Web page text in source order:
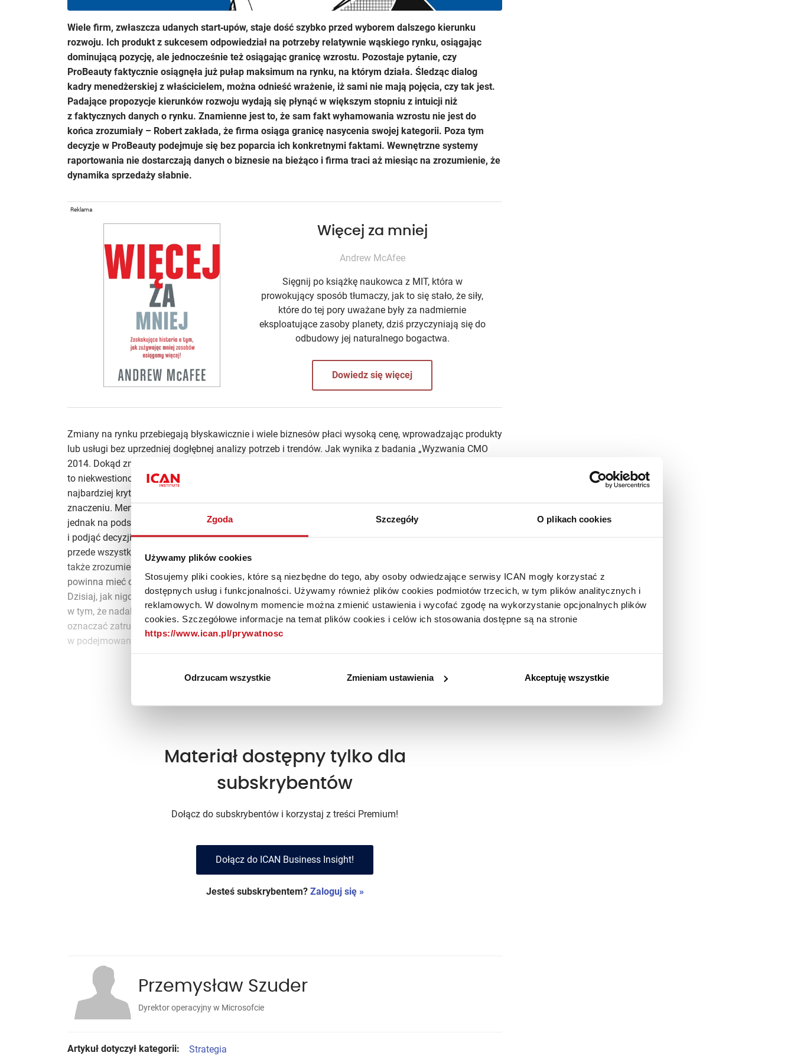
Zgoda Szczegóły O plikach cookies
Używamy plików cookies
Stosujemy pliki cookies, które są niezbędne do tego, aby osoby odwiedzające serwisy ICAN mogły korzystać z
dostępnych usług i funkcjonalności. Używamy również plików cookies podmiotów trzecich, w tym plików analitycznych i
reklamowych. W dowolnym momencie można zmienić ustawienia i wycofać zgodę na wykorzystanie opcjonalnych plików
cookies. Szczegółowe informacje na temat plików cookies i celów ich stosowania dostępne są na stronie
https://www.ican.pl/prywatnosc
Odrzucam wszystkie Zmieniam ustawienia Akceptuję wszystkie
Wiele firm, zwłaszcza udanych start‑upów, staje dość szybko przed wyborem dalszego kierunku
rozwoju. Ich produkt z sukcesem odpowiedział na potrzeby relatywnie wąskiego rynku, osiągając
dominującą pozycję, ale jednocześnie też osiągając granicę wzrostu. Pozostaje pytanie, czy
ProBeauty faktycznie osiągnęła już pułap maksimum na rynku, na którym działa. Śledząc dialog
kadry menedżerskiej z właścicielem, można odnieść wrażenie, iż sami nie mają pojęcia, czy tak jest.
Padające propozycje kierunków rozwoju wydają się płynąć w większym stopniu z intuicji niż
z faktycznych danych o rynku. Znamienne jest to, że sam fakt wyhamowania wzrostu nie jest do
końca zrozumiały – Robert zakłada, że firma osiąga granicę nasycenia swojej kategorii. Poza tym
decyzje w ProBeauty podejmuje się bez poparcia ich konkretnymi faktami. Wewnętrzne systemy
raportowania nie dostarczają danych o biznesie na bieżąco i firma traci aż miesiąc na zrozumienie, że
dynamika sprzedaży słabnie.
Reklama
Więcej za mniej
Andrew McAfee
Sięgnij po książkę naukowca z MIT, która w
prowokujący sposób tłumaczy, jak to się stało, że siły,
które do tej pory uważane były za nadmiernie
eksploatujące zasoby planety, dziś przyczyniają się do
odbudowy jej naturalnego bogactwa.
Dowiedz się więcej
Zmiany na rynku przebiegają błyskawicznie i wiele biznesów płaci wysoką cenę, wprowadzając produkty
lub usługi bez uprzedniej dogłębnej analizy potrzeb i trendów. Jak wynika z badania „Wyzwania CMO
2014. Dokąd zmierza marketing?”, przeprowadzonego na zlecenie Microsoftu, analityka marketingowa
to niekwestionowany numer jeden wśród obszarów (aż 78%respondentów wskazuje ten element jako
najbardziej krytyczny), które zdaniem respondentów w ciągu najbliższych 3 lat najbardziej zyskają na
znaczeniu. Menedżerowie ProBeauty idą w tym kierunku i owszem, zlecają przeprowadzenie analizy,
jednak na podstawie przedstawionego im raportu nie są w stanie wypracować spójnych wniosków
i podjąć decyzji. Dlaczego? Wydaje się, że potrzebują bardziej kompleksowych danych, które pozwolą im
przede wszystkim zrozumieć pozycję konkurencyjną na ich obecnym rynku, a w dłuższej perspektywie
także zrozumieć sytuację rynkową w kategoriach pokrewnych. Warto podkreślić, że tego typu analityka
powinna mieć charakter ciągły i na bieżąco dostarczać wartościowej diagnozy stanu naszego biznesu.
Dzisiaj, jak nigdy dotąd, mamy dostęp do ogromnej ilości danych oraz informacji, a wyzwanie tkwi
w tym, że nadal nie potrafimy robić z nich właściwego użytku. Na szczęście rozwiązanie nie musi
oznaczać zatrudnienia armii analityków, a raczej wykorzystanie odpowiednich narzędzi, które pomogą
w podejmowaniu decyzji biznesowych.
Zostało 42% artykułu.
Materiał dostępny tylko dla
subskrybentów
Dołącz do subskrybentów i korzystaj z treści Premium!
Dołącz do ICAN Business Insight!
Jesteś subskrybentem? Zaloguj się »
Przemysław Szuder
Dyrektor operacyjny w Microsofcie
Artykuł dotyczył kategorii: Strategia